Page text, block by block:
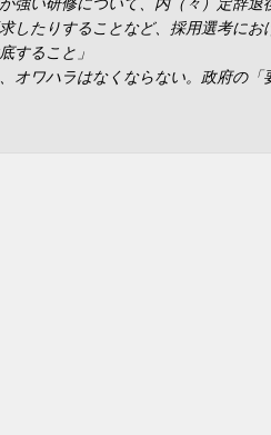
したりすることなど、採用選考にお
すること」
オワハラはなくならない。政府の「